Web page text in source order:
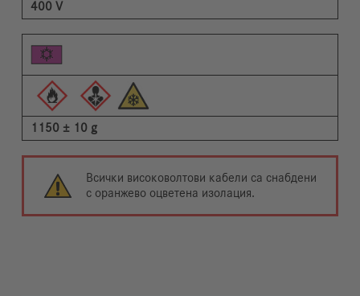
400 V
1150 ± 10 g
Всички високоволтови кабели са снабдени
с оранжево оцветена изолация.